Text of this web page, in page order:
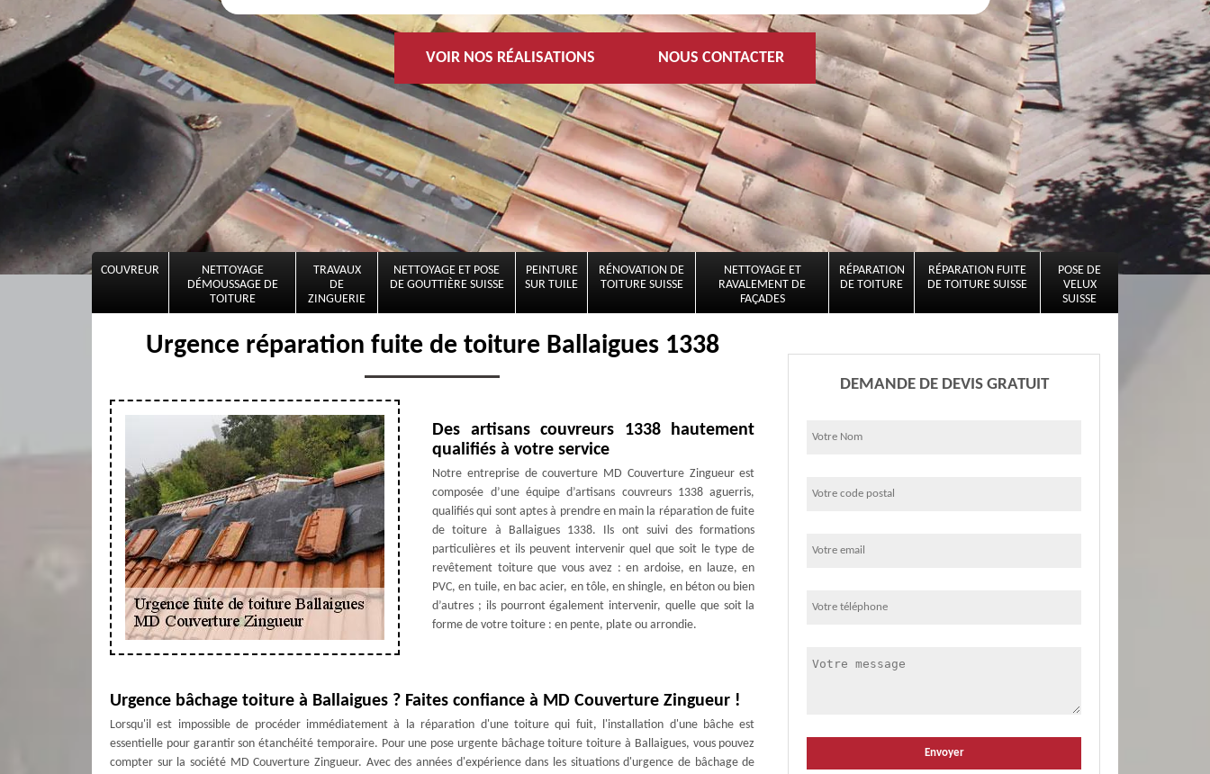
VOIR NOS RÉALISATIONS NOUS CONTACTER
COUVREUR
NETTOYAGE
DÉMOUSSAGE DE
TOITURE
TRAVAUX
DE
ZINGUERIE
NETTOYAGE ET POSE
DE GOUTTIÈRE SUISSE
PEINTURE
SUR TUILE
RÉNOVATION DE
TOITURE SUISSE
NETTOYAGE ET
RAVALEMENT DE
FAÇADES
RÉPARATION
DE TOITURE
RÉPARATION FUITE
DE TOITURE SUISSE
POSE DE
VELUX
SUISSE
Urgence réparation fuite de toiture Ballaigues 1338
Des artisans couvreurs 1338 hautement
qualifiés à votre service
Notre entreprise de couverture MD Couverture Zingueur est
composée d’une équipe d’artisans couvreurs 1338 aguerris,
qualifiés qui sont aptes à prendre en main la réparation de fuite
de toiture à Ballaigues 1338. Ils ont suivi des formations
particulières et ils peuvent intervenir quel que soit le type de
revêtement toiture que vous avez : en ardoise, en lauze, en
PVC, en tuile, en bac acier, en tôle, en shingle, en béton ou bien
d’autres ; ils pourront également intervenir, quelle que soit la
forme de votre toiture : en pente, plate ou arrondie.
Urgence bâchage toiture à Ballaigues ? Faites confiance à MD Couverture Zingueur !
Lorsqu'il est impossible de procéder immédiatement à la réparation d'une toiture qui fuit, l'installation d'une bâche est
essentielle pour garantir son étanchéité temporaire. Pour une pose urgente bâchage toiture toiture à Ballaigues, vous pouvez
compter sur la société MD Couverture Zingueur. Avec des années d'expérience dans les situations d'urgence de bâchage de
DEMANDE DE DEVIS GRATUIT